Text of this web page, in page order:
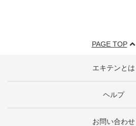
PAGE TOP
エキテンとは
ヘルプ
お問い合わせ